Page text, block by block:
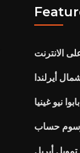
أيرلندا
نيو غينيا